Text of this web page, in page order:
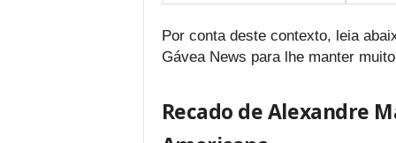
Por conta deste contexto, leia
Gávea News para lhe manter
Recado de Alexandre